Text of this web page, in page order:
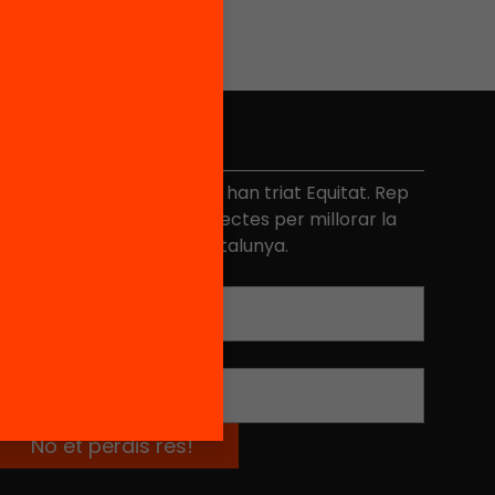
Més de 40.000 persones ja han triat Equitat. Rep
iniciatives, propostes i projectes per millorar la
qualitat de l'educació a Catalunya.